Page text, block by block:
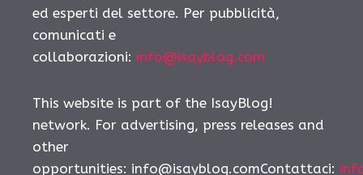
ed esperti del settore. Per pubblicità,
comunicati e
collaborazioni: info@isayblog.com
This website is part of the IsayBlog!
network. For advertising, press releases and
other
opportunities: info@isayblog.comContattaci: